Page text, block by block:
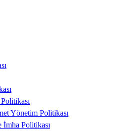
Yönetim Politikası
Politikası